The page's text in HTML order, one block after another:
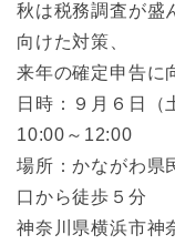
秋は税務調査が盛
向けた対策、
来年の確定申告に
日時：９月６日（
10:00～12:00
場所：かながわ
口から徒歩５分
神奈川県横浜市神